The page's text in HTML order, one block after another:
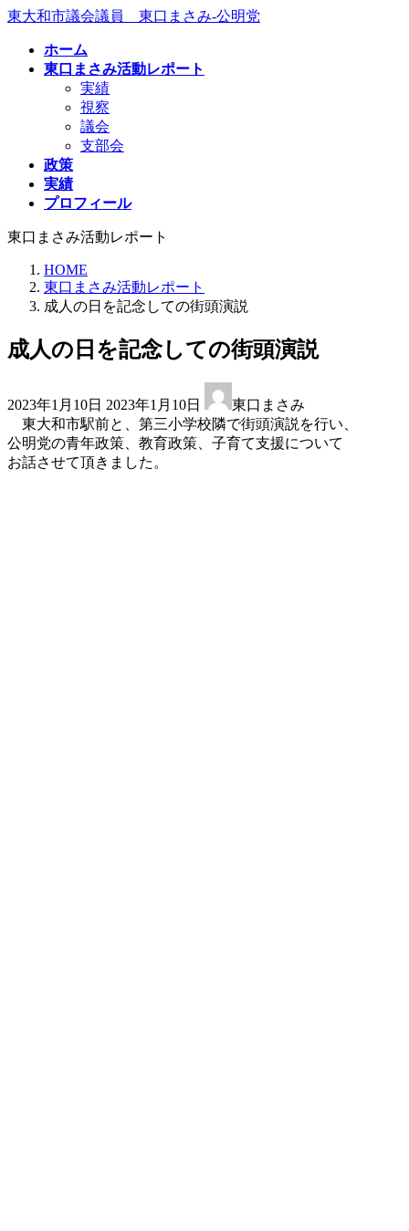
コ
ナ
東大和市議会議員 東口まさみ-公明党
ホーム
東口まさみ活動レポート
実績
視察
議会
支部会
政策
実績
プロフィール
東口まさみ活動レポート
HOME
東口まさみ活動レポート
成人の日を記念しての街頭演説
成人の日を記念しての街頭演説
2023年1月10日 終
更
新
日
2023年1月10日
東口まさみ
東大和市駅前と、第三小学校隣で街頭演説を行い、
公明党の青年政策、教育政策、子育て支援について
お話させて頂きました。